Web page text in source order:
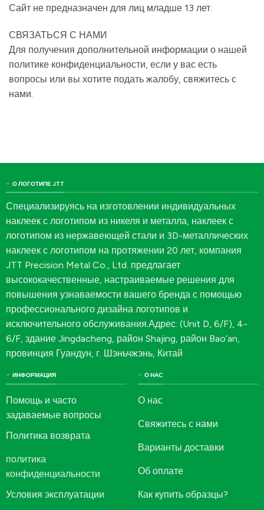
Сайт не предназначен для лиц младше 13 лет.
СВЯЗАТЬСЯ С НАМИ
Для получения дополнительной информации о нашей
политике конфиденциальности, если у вас есть
вопросы или вы хотите подать жалобу, свяжитесь с
нами.
О ЛОГОТИПЕ JTT
Специализируясь на изготовлении индивидуальных
наклеек с логотипом из никеля и металла, наклеек с
логотипом из нержавеющей стали и 3D-металлических
наклеек с логотипом на протяжении 20 лет, компания
JTT Precision Metal Co., Ltd. предлагает
высококачественные, настраиваемые решения для
повышения узнаваемости вашего бренда с помощью
профессионального дизайна логотипов и
исключительного обслуживания.Адрес: (Unit D, 6/F), 4-
6/F, здание Jingdacheng, район Shajing, район Bao’an,
провинция Гуандун, г. Шэньчжэнь, Китай
ИНФОРМАЦИЯ
Помощь и часто
задаваемые вопросы
Политика возврата
политика
конфиденциальности
Условия эксплуатации
О НАС
О нас
Свяжитесь с нами
Варианты доставки
Об оплате
Как купить образцы?